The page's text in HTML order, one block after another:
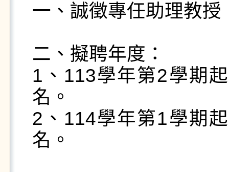
一、誠徵專任助理教授
二、擬聘年度：
1、113學年第2學期
名。
2、114學年第1學期
名。